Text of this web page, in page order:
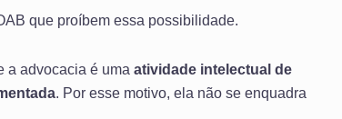
que proíbem essa possibilidade.
a advocacia é uma atividade intelectual de
. Por esse motivo, ela não se enquadra